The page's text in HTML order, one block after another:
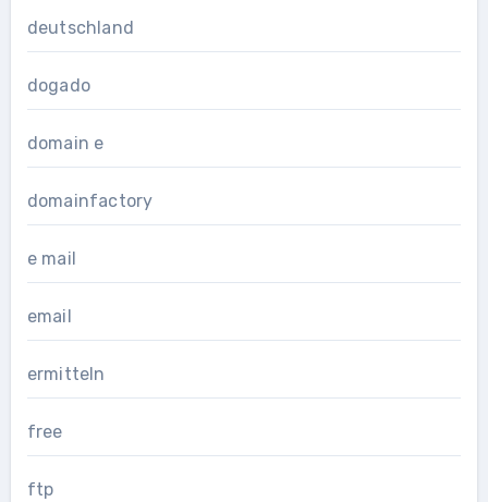
deutschland
dogado
domain e
domainfactory
e mail
email
ermitteln
free
ftp